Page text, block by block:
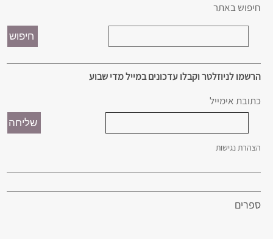
חיפוש באתר
הרשמו לניוזלטר וקבלו עדכונים במייל מדי שבוע
כתובת אימייל
הצהרת נגישות
ספרים